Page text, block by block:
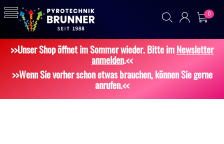
0
>>Unser Shop öffnet im Sommer wieder. Bitte imNewsletter
anmelden.<<
>>Wenn Sie vorher schon etwas brauchen, können Sie gerne
anrufen.<<